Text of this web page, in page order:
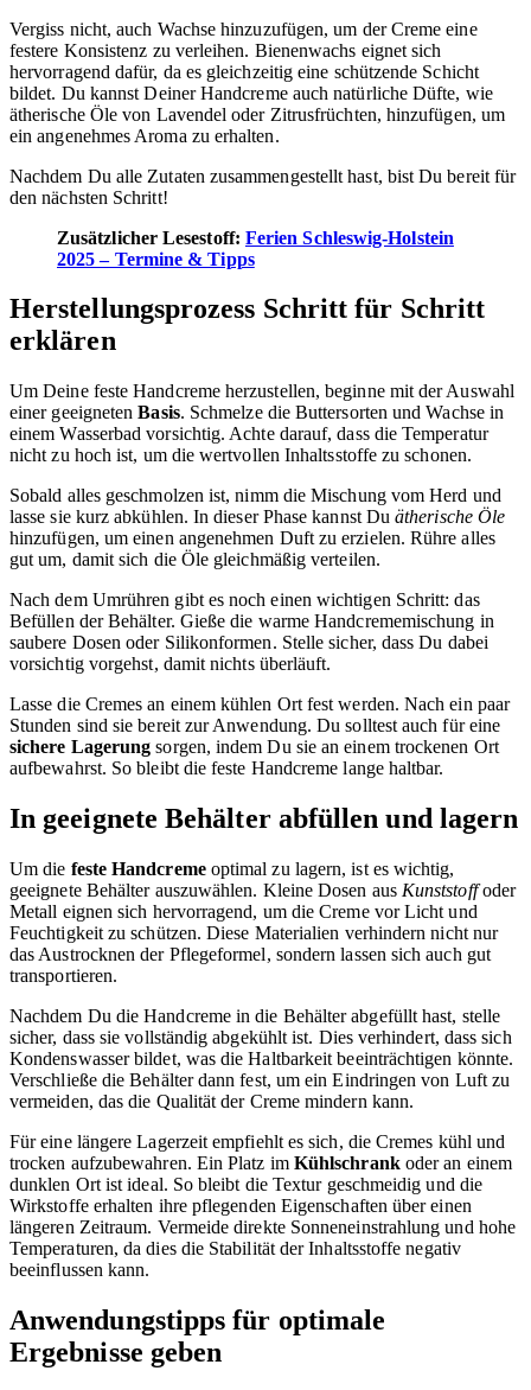
Vergiss nicht, auch Wachse hinzuzufügen, um der Creme eine
festere Konsistenz zu verleihen. Bienenwachs eignet sich
hervorragend dafür, da es gleichzeitig eine schützende Schicht
bildet. Du kannst Deiner Handcreme auch natürliche Düfte, wie
ätherische Öle von Lavendel oder Zitrusfrüchten, hinzufügen, um
ein angenehmes Aroma zu erhalten.
Nachdem Du alle Zutaten zusammengestellt hast, bist Du bereit für
den nächsten Schritt!
Zusätzlicher Lesestoff: Ferien Schleswig-Holstein
2025 – Termine & Tipps
Herstellungsprozess Schritt für Schritt
erklären
Um Deine feste Handcreme herzustellen, beginne mit der Auswahl
einer geeignetenBasis. Schmelze die Buttersorten und Wachse in
einem Wasserbad vorsichtig. Achte darauf, dass die Temperatur
nicht zu hoch ist, um die wertvollen Inhaltsstoffe zu schonen.
Sobald alles geschmolzen ist, nimm die Mischung vom Herd und
lasse sie kurz abkühlen. In dieser Phase kannst Duätherische Öle
hinzufügen, um einen angenehmen Duft zu erzielen. Rühre alles
gut um, damit sich die Öle gleichmäßig verteilen.
Nach dem Umrühren gibt es noch einen wichtigen Schritt: das
Befüllen der Behälter. Gieße die warme Handcrememischung in
saubere Dosen oder Silikonformen. Stelle sicher, dass Du dabei
vorsichtig vorgehst, damit nichts überläuft.
Lasse die Cremes an einem kühlen Ort fest werden. Nach ein paar
Stunden sind sie bereit zur Anwendung. Du solltest auch für eine
sichere Lagerung sorgen, indem Du sie an einem trockenen Ort
aufbewahrst. So bleibt die feste Handcreme lange haltbar.
In geeignete Behälter abfüllen und lagern
Um die feste Handcremeoptimal zu lagern, ist es wichtig,
geeignete Behälter auszuwählen. Kleine Dosen aus Kunststoffoder
Metall eignen sich hervorragend, um die Creme vor Licht und
Feuchtigkeit zu schützen. Diese Materialien verhindern nicht nur
das Austrocknen der Pflegeformel, sondern lassen sich auch gut
transportieren.
Nachdem Du die Handcreme in die Behälter abgefüllt hast, stelle
sicher, dass sie vollständig abgekühlt ist. Dies verhindert, dass sich
Kondenswasser bildet, was die Haltbarkeit beeinträchtigen könnte.
Verschließe die Behälter dann fest, um ein Eindringen von Luft zu
vermeiden, das die Qualität der Creme mindern kann.
Für eine längere Lagerzeit empfiehlt es sich, die Cremes kühl und
trocken aufzubewahren. Ein Platz im Kühlschrankoder an einem
dunklen Ort ist ideal. So bleibt die Textur geschmeidig und die
Wirkstoffe erhalten ihre pflegenden Eigenschaften über einen
längeren Zeitraum. Vermeide direkte Sonneneinstrahlung und hohe
Temperaturen, da dies die Stabilität der Inhaltsstoffe negativ
beeinflussen kann.
Anwendungstipps für optimale
Ergebnisse geben